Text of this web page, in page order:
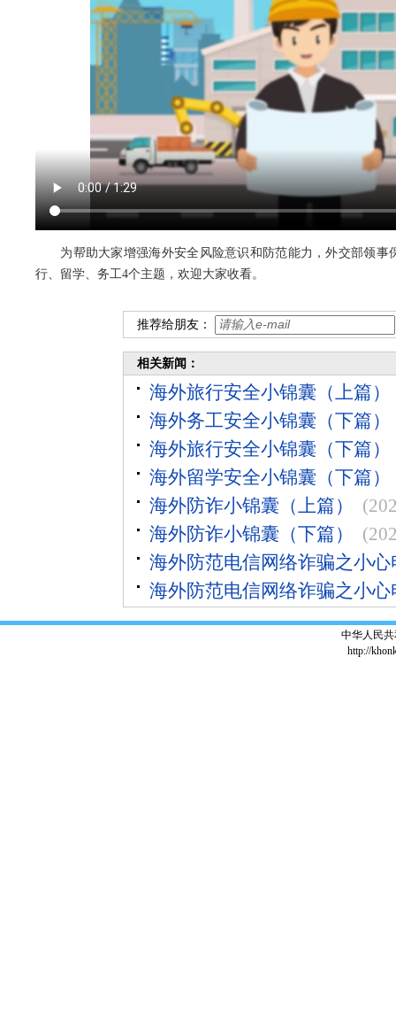
为帮助大家增强海外安全风险意识和防范能力，外交部领事
行、留学、务工4个主题，欢迎大家收看。
推荐给朋友：
相关新闻：
海外旅行安全小锦囊（上篇）
海外务工安全小锦囊（下篇）
海外旅行安全小锦囊（下篇）
海外留学安全小锦囊（下篇）
海外防诈小锦囊（上篇）
海外防诈小锦囊（下篇）
海外防范电信网络诈骗之小
海外防范电信网络诈骗之小
中华人民
http://